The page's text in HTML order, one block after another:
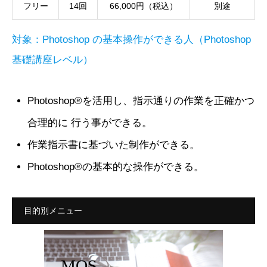
フリー 14回 66,000円（税込） 別途
対象：Photoshop の基本操作ができる人（Photoshop
基礎講座レベル）
Photoshop®を活用し、指示通りの作業を正確かつ
合理的に 行う事ができる。
作業指示書に基づいた制作ができる。
Photoshop®の基本的な操作ができる。
目的別メニュー